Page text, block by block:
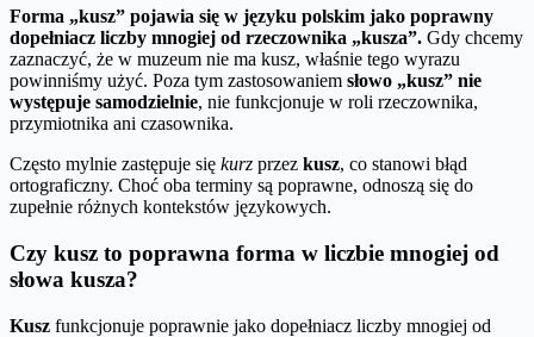
Forma „kusz” pojawia się w języku polskim jako poprawny
dopełniacz liczby mnogiej od rzeczownika „kusza”. Gdy chcemy
zaznaczyć, że w muzeum nie ma kusz, właśnie tego wyrazu
powinniśmy użyć. Poza tym zastosowaniem słowo „kusz” nie
występuje samodzielnie, nie funkcjonuje w roli rzeczownika,
przymiotnika ani czasownika.
Często mylnie zastępuje się kurz przez kusz, co stanowi błąd
ortograficzny. Choć oba terminy są poprawne, odnoszą się do
zupełnie różnych kontekstów językowych.
Czy kusz to poprawna forma w liczbie mnogiej od
słowa kusza?
Kusz funkcjonuje poprawnie jako dopełniacz liczby mnogiej od